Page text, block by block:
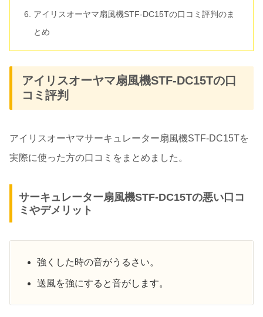
アイリスオーヤマ扇風機STF-DC15Tの口コミ評判のま
とめ
アイリスオーヤマ扇風機STF-DC15Tの口
コミ評判
アイリスオーヤマサーキュレーター扇風機STF-DC15Tを
実際に使った方の口コミをまとめました。
サーキュレーター扇風機STF-DC15Tの悪い口コ
ミやデメリット
強くした時の音がうるさい。
送風を強にすると音がします。